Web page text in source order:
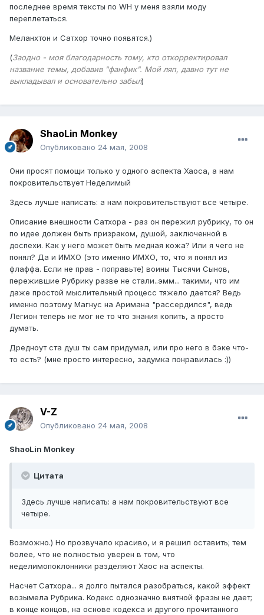
последнее время тексты по WH у меня взяли моду
переплетаться.
Меланхтон и Сатхор точно появятся.)
(Заодно - моя благодарность тому, кто откорректировал
название темы, добавив "фанфик". Мой ляп, давно тут не
выкладывал и основательно забыл)
ShaoLin Monkey
Опубликовано 24 мая, 2008
Они просят помощи только у одного аспекта Хаоса, а нам
покровительствует Неделимый
Здесь лучше написать: а нам покровительствуют все четыре.
Описание внешности Сатхора - раз он пережил рубрику, то он
по идее должен быть призраком, душой, заключенной в
доспехи. Как у него может быть медная кожа? Или я чего не
понял? Да и ИМХО (это именно ИМХО, то, что я понял из
флаффа. Если не прав - поправьте) воины Тысячи Сынов,
пережившие Рубрику разве не стали..эмм... такими, что им
даже простой мыслительный процесс тяжело дается? Ведь
именно поэтому Магнус на Аримана "рассердился", ведь
Легион теперь не мог не то что знания копить, а просто
думать.
Дредноут ста душ ты сам придумал, или про него в бэке что-
то есть? (мне просто интересно, задумка понравилась :))
V-Z
Опубликовано 24 мая, 2008
ShaoLin Monkey
Цитата
Здесь лучше написать: а нам покровительствуют все
четыре.
Возможно.) Но прозвучало красиво, и я решил оставить; тем
более, что не полностью уверен в том, что
неделимопоклонники разделяют Хаос на аспекты.
Насчет Сатхора... я долго пытался разобраться, какой эффект
возымела Рубрика. Кодекс однозначно внятной фразы не дает;
в конце концов, на основе кодекса и другого прочитанного